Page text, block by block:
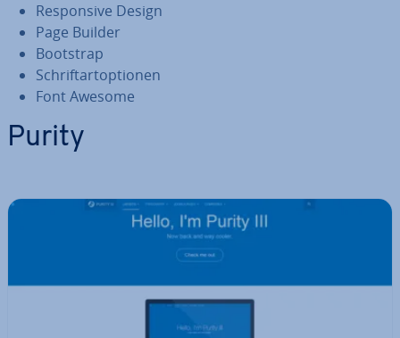
Re­spon­si­ve Design
Page Builder
Bootstrap
Schrift­art­op­tio­nen
Font Awesome
Purity